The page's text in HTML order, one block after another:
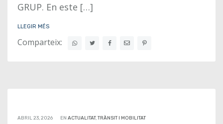
GRUP. En este […]
LLEGIR MÉS
Comparteix:
ABRIL 23, 2026 EN ACTUALITAT,TRÀNSIT I MOBILITAT